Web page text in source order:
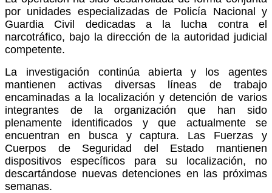
por unidades especializadas de Policía Nacional y
Guardia Civil dedicadas a la lucha contra el
narcotráfico, bajo la dirección de la autoridad judicial
competente.
La investigación continúa abierta y los agentes
mantienen activas diversas líneas de trabajo
encaminadas a la localización y detención de varios
integrantes de la organización que han sido
plenamente identificados y que actualmente se
encuentran en busca y captura. Las Fuerzas y
Cuerpos de Seguridad del Estado mantienen
dispositivos específicos para su localización, no
descartándose nuevas detenciones en las próximas
semanas.